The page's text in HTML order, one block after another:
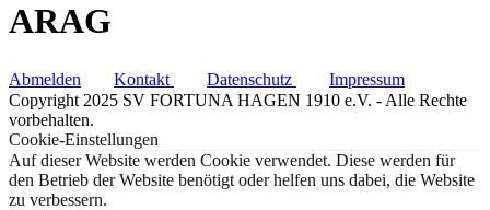
ARAG
Abmelden Kontakt Datenschutz
Impressum
Copyright 2025 SV FORTUNA HAGEN 1910 e.V. - Alle Rechte
vorbehalten.
Cookie-Einstellungen
Auf dieser Website werden Cookie verwendet. Diese werden für
den Betrieb der Website benötigt oder helfen uns dabei, die Website
zu verbessern.